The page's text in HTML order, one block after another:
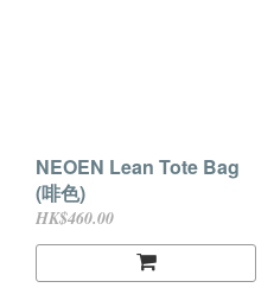
NEOEN Lean Tote Bag
(啡色)
HK$460.00